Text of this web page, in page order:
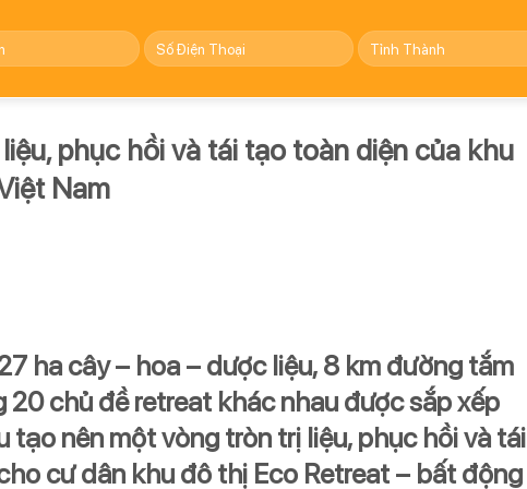
phục hồi và tái tạo toàn diện của khu
Nam
ha cây – hoa – dược liệu, 8 km đường tắm
chủ đề retreat khác nhau được sắp xếp
tạo nên một vòng tròn trị liệu, phục hồi và tái
cư dân khu đô thị Eco Retreat – bất động